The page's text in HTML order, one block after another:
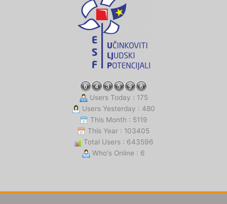
Users Today : 175
Users Yesterday : 480
This Month : 5119
This Year : 103405
Total Users : 643596
Who's Online : 6